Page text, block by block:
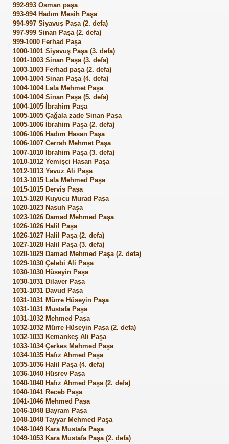
992-993 Osman paşa
993-994 Hadım Mesih Paşa
994-997 Siyavuş Paşa (2. defa)
997-999 Sinan Paşa (2. defa)
999-1000 Ferhad Paşa
1000-1001 Siyavuş Paşa (3. defa)
1001-1003 Sinan Paşa (3. defa)
1003-1003 Ferhad paşa (2. defa)
1004-1004 Sinan Paşa (4. defa)
1004-1004 Lala Mehmet Paşa
1004-1004 Sinan Paşa (5. defa)
1004-1005 İbrahim Paşa
1005-1005 Çağala zade Sinan Paşa
1005-1006 İbrahim Paşa (2. defa)
1006-1006 Hadım Hasan Paşa
1006-1007 Cerrah Mehmet Paşa
1007-1010 İbrahim Paşa (3. defa)
1010-1012 Yemişçi Hasan Paşa
1012-1013 Yavuz Ali Paşa
1013-1015 Lala Mehmed Paşa
1015-1015 Derviş Paşa
1015-1020 Kuyucu Murad Paşa
1020-1023 Nasuh Paşa
1023-1026 Damad Mehmed Paşa
1026-1026 Halil Paşa
1026-1027 Halil Paşa (2. defa)
1027-1028 Halil Paşa (3. defa)
1028-1029 Damad Mehmed Paşa (2. defa)
1029-1030 Çelebi Ali Paşa
1030-1030 Hüseyin Paşa
1030-1031 Dilaver Paşa
1031-1031 Davud Paşa
1031-1031 Mürre Hüseyin Paşa
1031-1031 Mustafa Paşa
1031-1032 Mehmed Paşa
1032-1032 Mürre Hüseyin Paşa (2. defa)
1032-1033 Kemankeş Ali Paşa
1033-1034 Çerkes Mehmed Paşa
1034-1035 Hafız Ahmed Paşa
1035-1036 Halil Paşa (4. defa)
1036-1040 Hüsrev Paşa
1040-1040 Hafız Ahmed Paşa (2. defa)
1040-1041 Receb Paşa
1041-1046 Mehmed Paşa
1046-1048 Bayram Paşa
1048-1048 Tayyar Mehmed Paşa
1048-1049 Kara Mustafa Paşa
1049-1053 Kara Mustafa Paşa (2. defa)